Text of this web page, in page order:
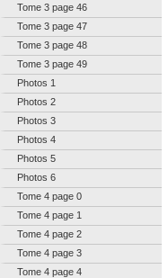
Tome 3 page 46
Tome 3 page 47
Tome 3 page 48
Tome 3 page 49
Photos 1
Photos 2
Photos 3
Photos 4
Photos 5
Photos 6
Tome 4 page 0
Tome 4 page 1
Tome 4 page 2
Tome 4 page 3
Tome 4 page 4